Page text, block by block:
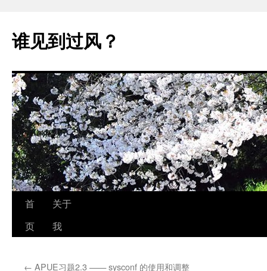
正
文
谁见到过风？
首
页
关于
我
← APUE习题2.3 —— sysconf 的使用和调整